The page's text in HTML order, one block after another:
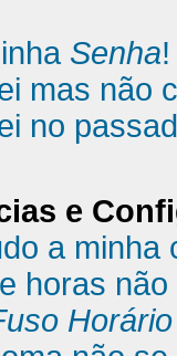
Senha!
mas não
no
e
a minha
horas
Horário